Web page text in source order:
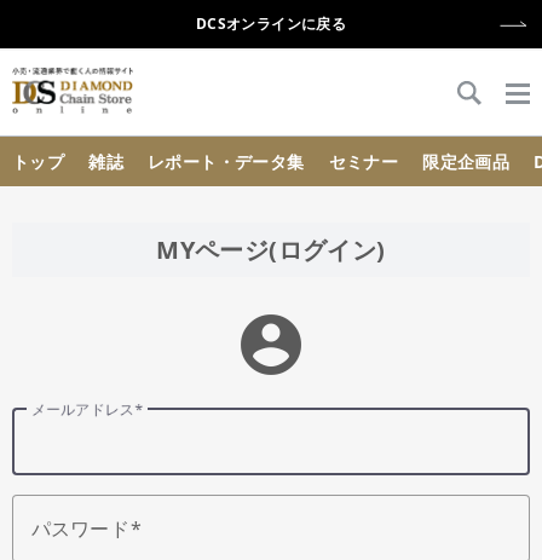
DCSオンラインに戻る
トップ 雑誌 レポート・データ集 セミナー 限定企画品
MYページ(ログイン)
account_circle
メールアドレス
パスワード